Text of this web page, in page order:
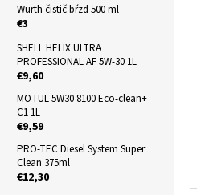
Wurth čistič bŕzd 500 ml
€3
SHELL HELIX ULTRA
PROFESSIONAL AF 5W-30 1L
€9,60
MOTUL 5W30 8100 Eco-clean+
C1 1L
€9,59
PRO-TEC Diesel System Super
Clean 375ml
€12,30